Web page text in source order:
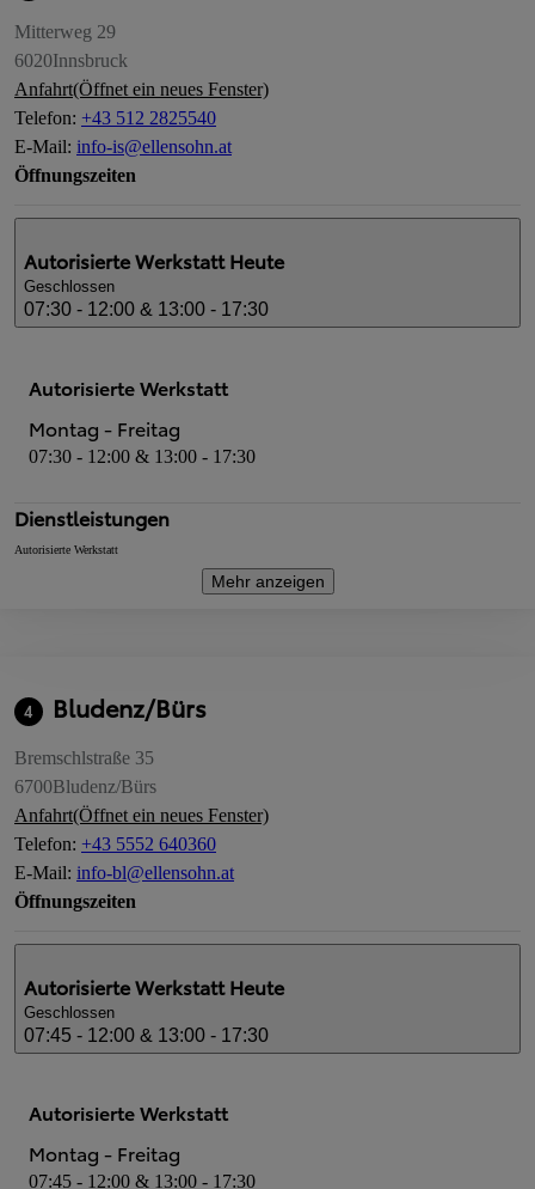
Mitterweg 29
6020Innsbruck
Anfahrt(Öffnet ein neues Fenster)
Telefon: +43 512 2825540
E-Mail: info-is@ellensohn.at
Öffnungszeiten
Autorisierte Werkstatt Heute
Geschlossen
07:30 - 12:00 & 13:00 - 17:30
Autorisierte Werkstatt
Montag - Freitag
07:30 - 12:00 & 13:00 - 17:30
Dienstleistungen
Autorisierte Werkstatt
Mehr anzeigen
4 Bludenz/Bürs
Bremschlstraße 35
6700Bludenz/Bürs
Anfahrt(Öffnet ein neues Fenster)
Telefon: +43 5552 640360
E-Mail: info-bl@ellensohn.at
Öffnungszeiten
Autorisierte Werkstatt Heute
Geschlossen
07:45 - 12:00 & 13:00 - 17:30
Autorisierte Werkstatt
Montag - Freitag
07:45 - 12:00 & 13:00 - 17:30